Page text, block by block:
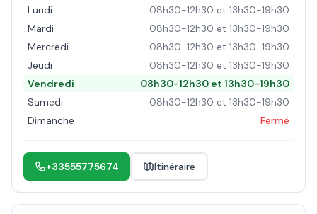
Lundi
08h30-12h30 et 13h30-19h30
Mardi
08h30-12h30 et 13h30-19h30
Mercredi
08h30-12h30 et 13h30-19h30
Jeudi
08h30-12h30 et 13h30-19h30
Vendredi
08h30-12h30 et 13h30-19h30
Samedi
08h30-12h30 et 13h30-19h30
Dimanche
Fermé
+33555775674 Itinéraire